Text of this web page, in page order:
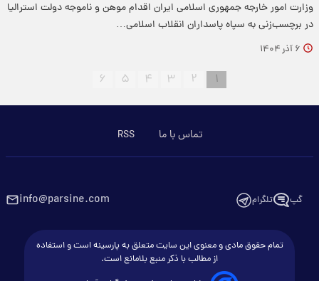
وزارت امور خارجه جمهوری اسلامی ایران اقدام موهن و ناموجه دولت استرالیا
در برچسب‌زنی به سپاه پاسداران انقلاب اسلامی…
۶ آذر ۱۴۰۴
۱ ۲ ۳ ۴ ۵ ۶
تماس با ما RSS
گپ تلگرام info@parsine.com
تمام حقوق مادی و معنوی این سایت متعلق به پارسینه است و استفاده
از مطالب با ذکر منبع بلامانع است.